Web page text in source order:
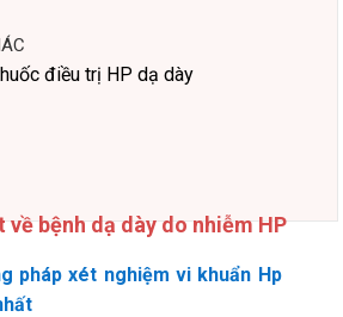
điều trị HP dạ dày
về bệnh dạ dày do nhiễm HP
pháp xét nghiệm vi khuẩn Hp